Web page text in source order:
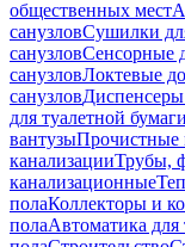
общественных мест
санузловСушилки
санузловСенсорные
санузловЛоктевые
санузлов
для туалетной бумаги
вантузы
канализацииТрубы,
канализационные
полаКоллекторы и
полаАвтоматика для